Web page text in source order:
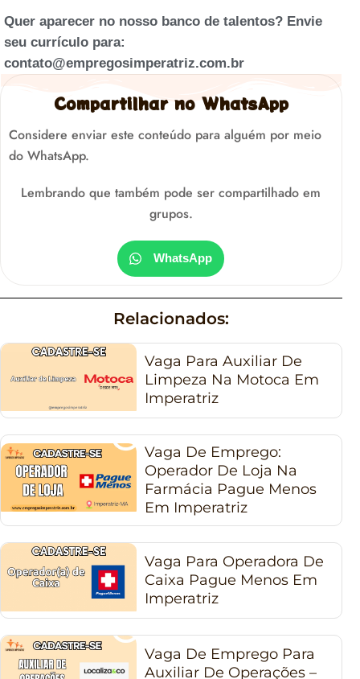
Quer aparecer no nosso banco de talentos? Envie
seu currículo para:
contato@empregosimperatriz.com.br
Compartilhar no WhatsApp
Considere enviar este conteúdo para alguém por meio
do WhatsApp.
Lembrando que também pode ser compartilhado em
grupos.
WhatsApp
Relacionados:
Vaga Para Auxiliar De
Limpeza Na Motoca Em
Imperatriz
Vaga De Emprego:
Operador De Loja Na
Farmácia Pague Menos
Em Imperatriz
Vaga Para Operadora De
Caixa Pague Menos Em
Imperatriz
Vaga De Emprego Para
Auxiliar De Operações –